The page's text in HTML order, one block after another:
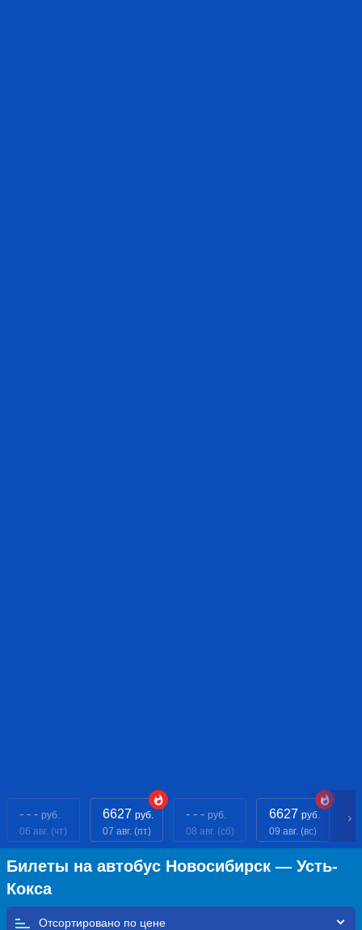
- - - руб.
06 авг. (чт)
6627 руб.
07 авг. (пт)
- - - руб.
08 авг. (сб)
6627 руб.
09 авг. (вс)
Билеты на автобус Новосибирск — Усть-
Кокса
Отсортировано по